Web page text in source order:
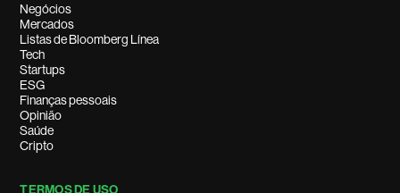
Negócios
Mercados
Listas de Bloomberg Línea
Tech
Startups
ESG
Finanças pessoais
Opinião
Saúde
Cripto
TERMOS DE USO